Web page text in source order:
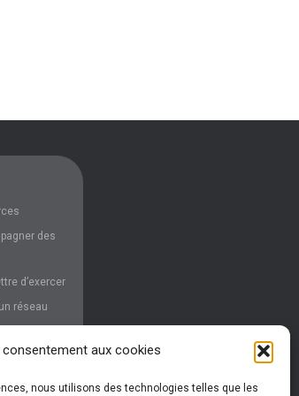
consentement aux cookies
nous utilisons des technologies telles que les
des
d’exercer
réseau